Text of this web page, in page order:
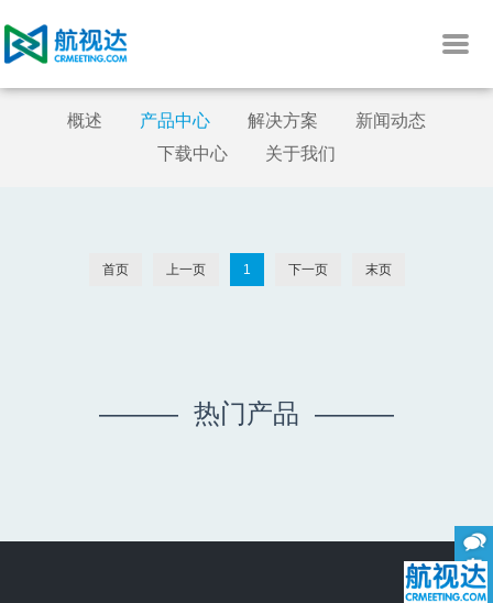
概述 产品中心 解决方案
新闻动态
下载中心
关于我们
首页 上一页 1 下一页 末页
——— 热门产品 ———